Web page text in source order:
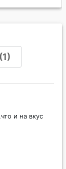
и на вкус